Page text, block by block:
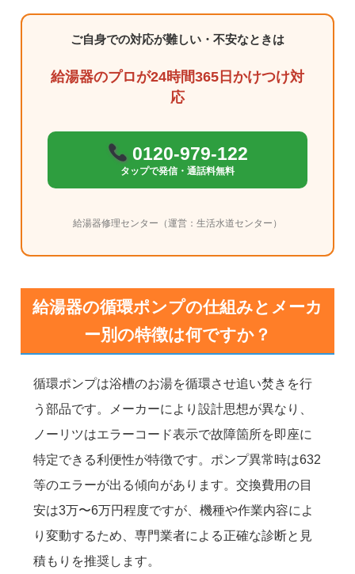
ご自身での対応が難しい・不安なときは
給湯器のプロが24時間365日かけつけ対
応
0120-979-122
タップで発信・通話料無料
給湯器修理センター（運営：生活水道センター）
給湯器の循環ポンプの仕組みとメーカ
ー別の特徴は何ですか？
循環ポンプは浴槽のお湯を循環させ追い焚きを行
う部品です。メーカーにより設計思想が異なり、
ノーリツはエラーコード表示で故障箇所を即座に
特定できる利便性が特徴です。ポンプ異常時は632
等のエラーが出る傾向があります。交換費用の目
安は3万〜6万円程度ですが、機種や作業内容によ
り変動するため、専門業者による正確な診断と見
積もりを推奨します。